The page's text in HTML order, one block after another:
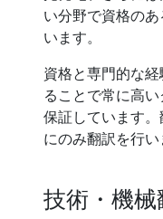
い分野で資格のあ
います。
資格と専門的な
ることで常に高
保証しています
にのみ翻訳を行い
技術・機